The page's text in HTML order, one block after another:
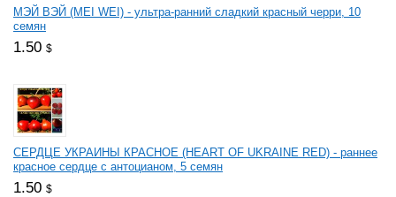
МЭЙ ВЭЙ (MEI WEI) - ультра-ранний сладкий красный черри, 10
семян
1.50 $
СЕРДЦЕ УКРАИНЫ КРАСНОЕ (HEART OF UKRAINE RED) - раннее
красное сердце с антоцианом, 5 семян
1.50 $